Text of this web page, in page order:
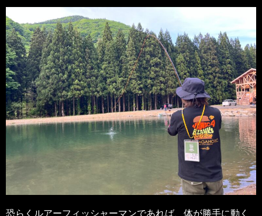
恐らくルアーフィッシャーマンであれば、体が勝手に動く